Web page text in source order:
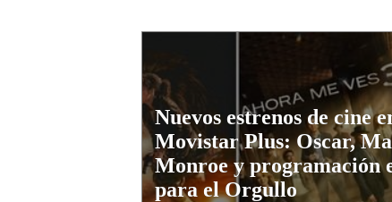
Nuevos estrenos de cine
Movistar Plus: Oscar,
Monroe y programación
para el Orgullo